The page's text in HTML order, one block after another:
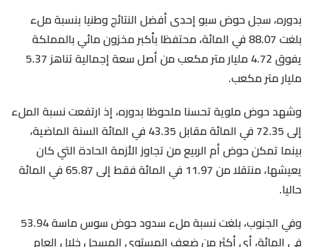
بدوره، سجل حوض سبو إحدى أفضل النتائج وطنيا بنسبة ملء
بلغت 88.07 في المائة، محتفظا بأكبر مخزون مائي بالمملكة
يفوق 4.72 مليار متر مكعب من أصل سعة إجمالية تناهز 5.37
مليار متر مكعب.
وشهد حوض ملوية تحسنا ملحوظا بدوره، إذ ارتفعت نسبة الملء
إلى 72.35 في المائة مقابل 43.35 في المائة السنة الماضية،
بينما تمكن حوض أم الربيع من تجاوز الأزمة الحادة التي كان
يعيشها، منتقلا من 11.97 في المائة فقط إلى 65.87 في المائة
حاليا.
وفي الجنوب، بلغت نسبة ملء سدود حوض سوس ماسة 53.94
في المائة، أي أكثر من ضعف المستوى المسجل خلال العام